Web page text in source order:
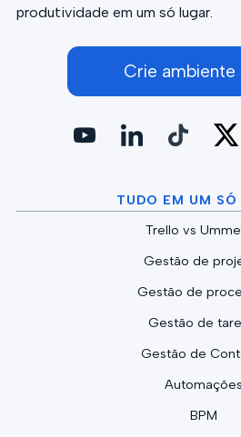
produtividade em um só lugar.
Crie ambiente
TUDO EM UM SÓ
Trello vs
Gestão de
Gestão de
Gestão de
Gestão de
Automações
BPM